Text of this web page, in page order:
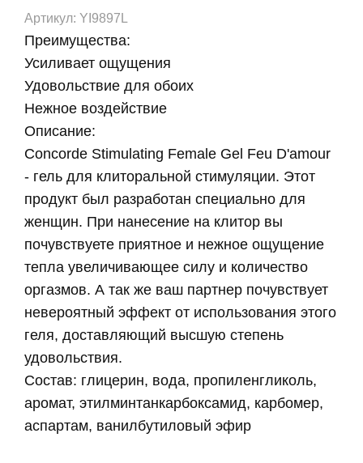
Артикул: YI9897L
Преимущества:
Усиливает ощущения
Удовольствие для обоих
Нежное воздействие
Описание:
Concorde Stimulating Female Gel Feu D'amour
- гель для клиторальной стимуляции. Этот
продукт был разработан специально для
женщин. При нанесение на клитор вы
почувствуете приятное и нежное ощущение
тепла увеличивающее силу и количество
оргазмов. А так же ваш партнер почувствует
невероятный эффект от использования этого
геля, доставляющий высшую степень
удовольствия.
Состав: глицерин, вода, пропиленгликоль,
аромат, этилминтанкарбоксамид, карбомер,
аспартам, ванилбутиловый эфир